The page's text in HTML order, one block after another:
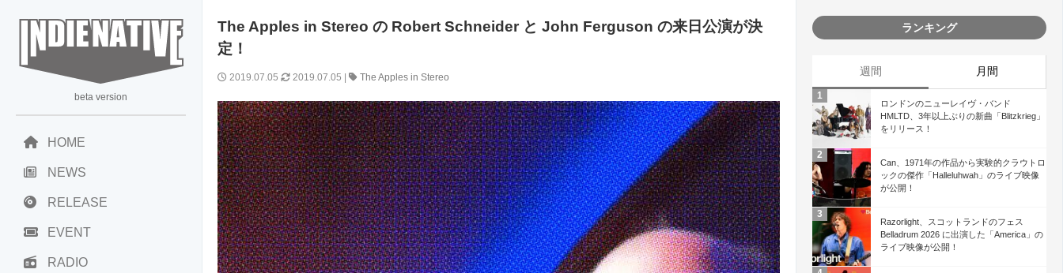
beta version
HOME
NEWS
RELEASE
EVENT
RADIO
The Apples in Stereo の Robert Schneider と John Ferguson の来日公演が決
定！
2019.07.05 2019.07.05 | The Apples in Stereo
ランキング
週間 月間
ロンドンのニューレイヴ・バンド
HMLTD、3年以上ぶりの新曲「Blitzkrieg」
をリリース！
Can、1971年の作品から実験的クラウトロ
ックの傑作「Halleluhwah」のライブ映像
が公開！
Razorlight、スコットランドのフェス
Belladrum 2026 に出演した「America」の
ライブ映像が公開！